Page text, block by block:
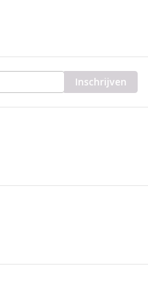
Inschrijven